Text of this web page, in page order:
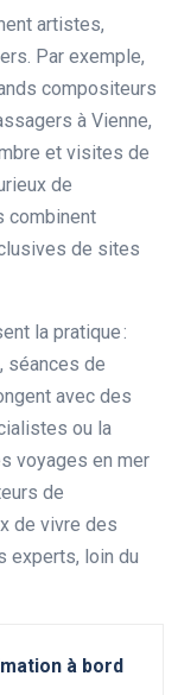
artistes,
Par exemple,
compositeurs
à Vienne,
et visites de
de
combinent
de sites
la pratique :
séances de
avec des
ou la
voyages en mer
de
de vivre des
experts, loin du
à bord